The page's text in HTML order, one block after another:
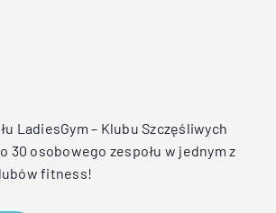
LadiesGym – Klubu Szczęśliwych
30 osobowego zespołu w jednym z
fitness!